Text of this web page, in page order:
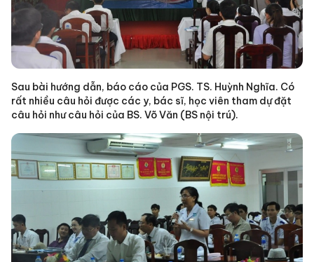
Sau bài hướng dẫn, báo cáo của PGS. TS. Huỳnh Nghĩa. Có
rất nhiều câu hỏi được các y, bác sĩ, học viên tham dự đặt
câu hỏi như câu hỏi của BS. Võ Văn (BS nội trú).